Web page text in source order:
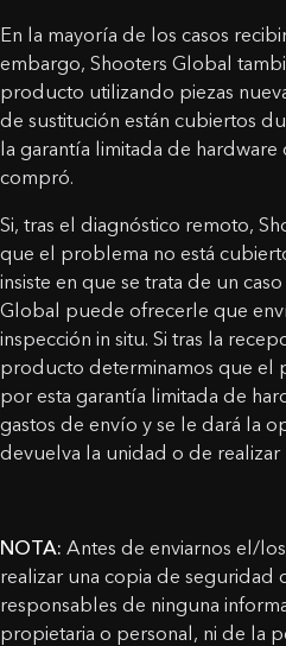
En la mayoría de los casos
embargo, Shooters Global
producto utilizando piezas
de sustitución están cubiertos
la garantía limitada de
compró.
Si, tras el diagnóstico remoto,
que el problema no está
insiste en que se trata de un
Global puede ofrecerle que
inspección in situ. Si tras la
producto determinamos que el
por esta garantía limitada de
gastos de envío y se le dará la
devuelva la unidad o de realizar
NOTA: Antes de enviarnos el/
realizar una copia de seguridad
responsables de ninguna
propietaria o personal, ni de la